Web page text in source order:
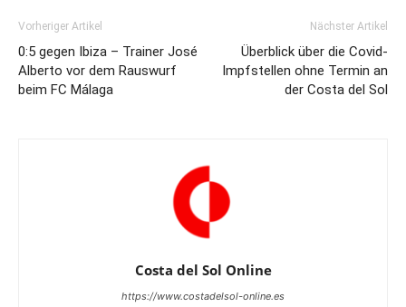
Vorheriger Artikel
0:5 gegen Ibiza – Trainer José
Alberto vor dem Rauswurf
beim FC Málaga
Nächster Artikel
Überblick über die Covid-
Impfstellen ohne Termin an
der Costa del Sol
Costa del Sol Online
https://www.costadelsol-online.es